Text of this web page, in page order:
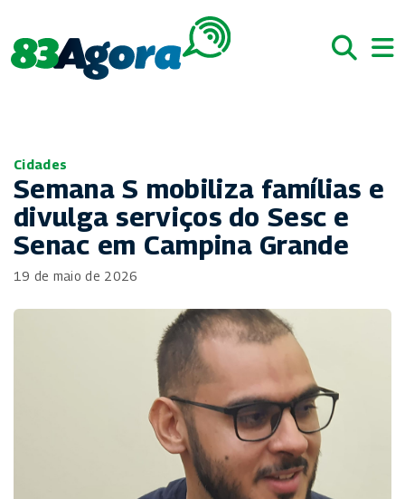
Cidades
Semana S mobiliza famílias e
divulga serviços do Sesc e
Senac em Campina Grande
19 de maio de 2026